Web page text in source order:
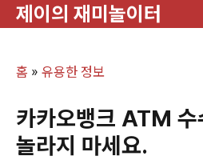
제이의 재미놀이터
홈 » 유용한 정보
카카오뱅크 ATM 수
놀라지 마세요.